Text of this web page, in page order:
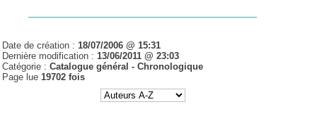
Date de création : 18/07/2006 @ 15:31
Dernière modification : 13/06/2011 @ 23:03
Catégorie :Catalogue général -Chronologique
Page lue 19702 fois